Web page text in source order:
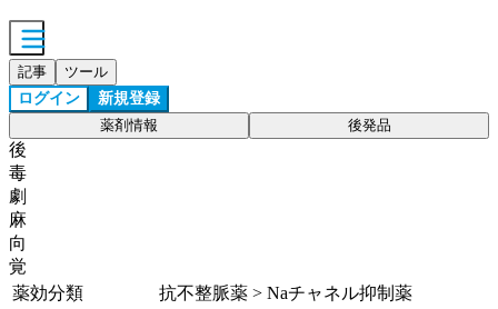
記事 ツール
ログイン 新規登録
薬剤情報 後発品
後
毒
劇
麻
向
覚
薬効分類
抗不整脈薬 > Naチャネル抑制薬